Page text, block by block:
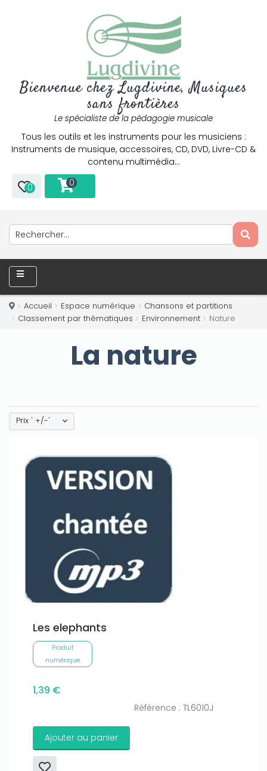
Bienvenue chez Lugdivine, Musiques
sans frontières
Le spécialiste de la pédagogie musicale
Tous les outils et les instruments pour les musiciens :
Instruments de musique, accessoires, CD, DVD, Livre-CD &
contenu multimédia…
0 0
Accueil Espace numérique
Chansons et partitions
Classement par thématiques
Environnement Nature
La nature
Prix ' +/-'
Les elephants
Produit
numérique
1,39 €
Référence : TL6010J
Ajouter au panier